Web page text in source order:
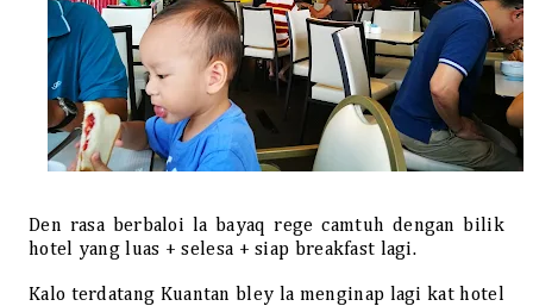
Den rasa berbaloi la bayaq rege camtuh dengan bilik
hotel yang luas + selesa + siap breakfast lagi.
Kalo terdatang Kuantan bley la menginap lagi kat hotel